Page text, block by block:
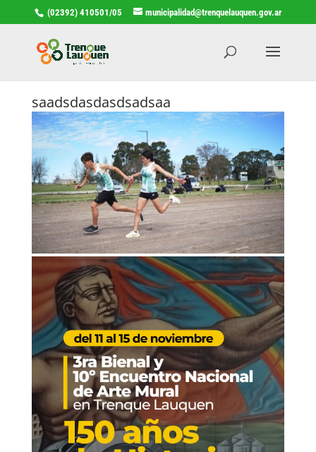
(02392) 410501/05 municipalidad@trenquelauquen.gov.ar
saadsdasdasdsadsaa